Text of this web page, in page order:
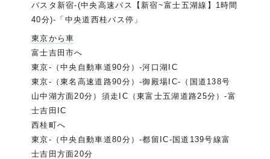
バスタ新宿-(中央高速バス【新宿~富士五湖線】1時間
40分)-「中央道西桂バス停」
東京から車
富士吉田市へ
東京-（中央自動車道90分）-河口湖IC
東京-（東名高速道路90分）-御殿場IC-（国道138号
山中湖方面20分）須走IC（東富士五湖道路25分）-富
士吉田IC
西桂町へ
東京-（中央自動車道80分）-都留IC-国道139号線富
士吉田方面20分